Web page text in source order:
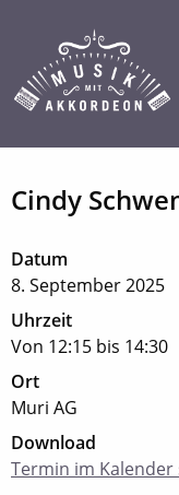
Cindy
Datum
8. September 2025
Uhrzeit
Von 12:15 bis 14:30
Ort
Muri AG
Download
Termin im Kalender